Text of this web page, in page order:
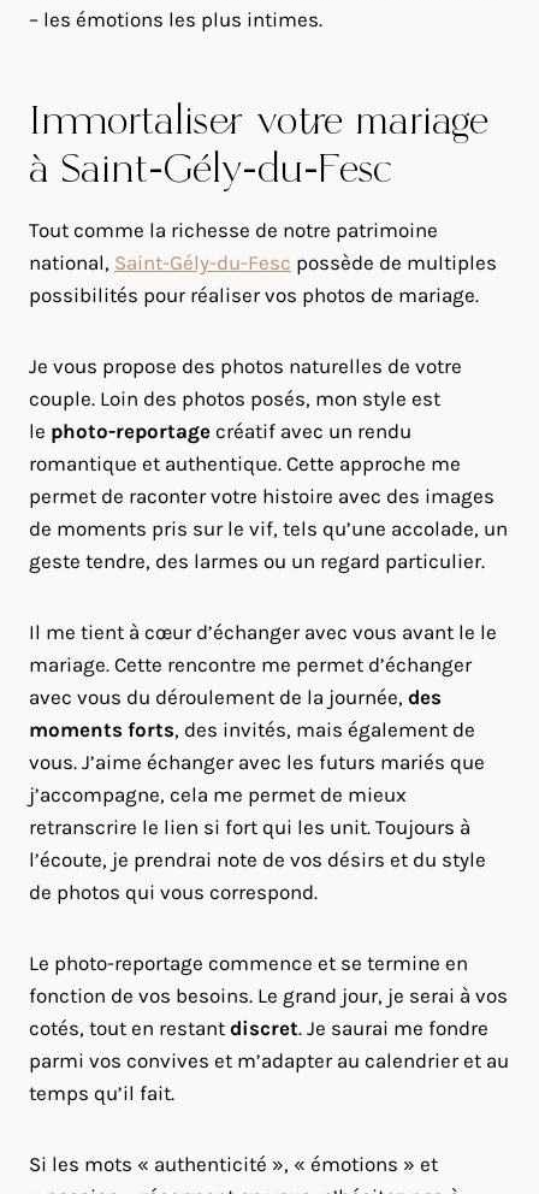
– les émotions les plus intimes.
Immortaliser votre mariage
à Saint-Gély-du-Fesc
Tout comme la richesse de notre patrimoine
national, Saint-Gély-du-Fesc possède de multiples
possibilités pour réaliser vos photos de mariage.
Je vous propose des photos naturelles de votre
couple. Loin des photos posés, mon style est
le photo-reportage créatif avec un rendu
romantique et authentique. Cette approche me
permet de raconter votre histoire avec des images
de moments pris sur le vif, tels qu’une accolade, un
geste tendre, des larmes ou un regard particulier.
Il me tient à cœur d’échanger avec vous avant le le
mariage. Cette rencontre me permet d’échanger
avec vous du déroulement de la journée, des
moments forts, des invités, mais également de
vous. J’aime échanger avec les futurs mariés que
j’accompagne, cela me permet de mieux
retranscrire le lien si fort qui les unit. Toujours à
l’écoute, je prendrai note de vos désirs et du style
de photos qui vous correspond.
Le photo-reportage commence et se termine en
fonction de vos besoins. Le grand jour, je serai à vos
cotés, tout en restant discret. Je saurai me fondre
parmi vos convives et m’adapter au calendrier et au
temps qu’il fait.
Si les mots « authenticité », « émotions » et